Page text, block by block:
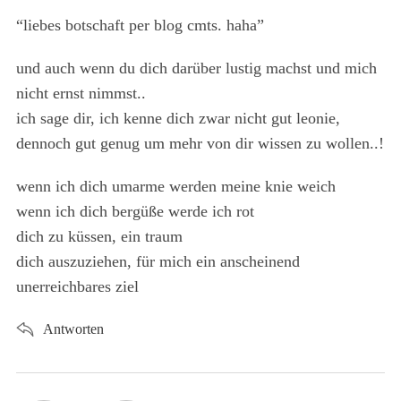
s
“liebes botschaft per blog cmts. haha”
und auch wenn du dich darüber lustig machst und mich
nicht ernst nimmst..
ich sage dir, ich kenne dich zwar nicht gut leonie,
dennoch gut genug um mehr von dir wissen zu wollen..!
wenn ich dich umarme werden meine knie weich
wenn ich dich bergüße werde ich rot
dich zu küssen, ein traum
dich auszuziehen, für mich ein anscheinend
unerreichbares ziel
Antworten
: